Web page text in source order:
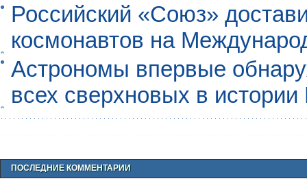
Российский «Союз»
космонавтов на
Астрономы впервые
всех сверхновых в
ПОСЛЕДНИЕ КОММЕНТАРИИ